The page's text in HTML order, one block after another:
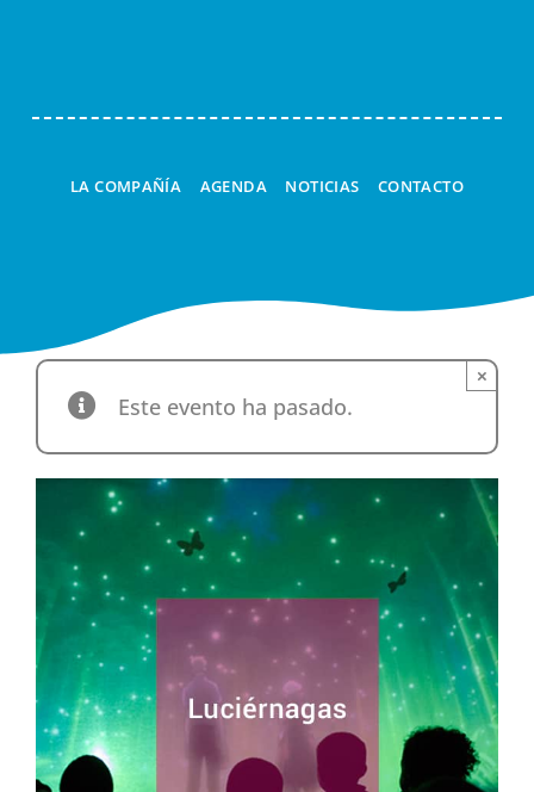
LA COMPAÑÍA AGENDA NOTICIAS CONTACTO
Este evento ha pasado.
×